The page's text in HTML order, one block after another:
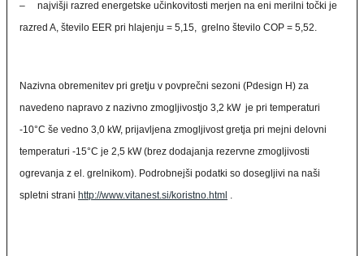
– najvišji razred energetske učinkovitosti merjen na eni merilni točki je
razred A, število EER pri hlajenju = 5,15, grelno število COP = 5,52.
Nazivna obremenitev pri gretju v povprečni sezoni (Pdesign H) za
navedeno napravo z nazivno zmogljivostjo 3,2 kW je pri temperaturi
-10°C še vedno 3,0 kW, prijavljena zmogljivost gretja pri mejni delovni
temperaturi -15°C je 2,5 kW (brez dodajanja rezervne zmogljivosti
ogrevanja z el. grelnikom). Podrobnejši podatki so dosegljivi na naši
spletni strani http://www.vitanest.si/koristno.html .